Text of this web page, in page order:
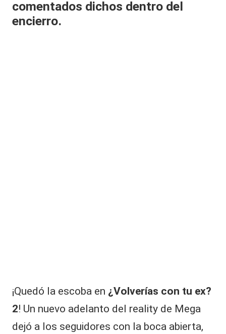
V
y
comentados dichos dentro del
encierro.
¡Quedó la escoba en ¿Volverías con tu ex?
2! Un nuevo adelanto del reality de Mega
dejó a los seguidores con la boca abierta,